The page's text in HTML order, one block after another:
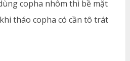
copha nhôm thì bề mặt
tháo copha có cần tô trát